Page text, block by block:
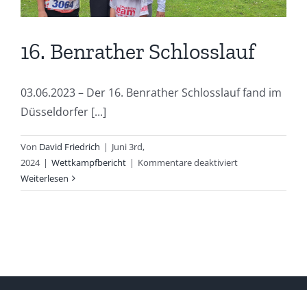
16. Benrather Schlosslauf
03.06.2023 – Der 16. Benrather Schlosslauf fand im
Düsseldorfer [...]
Von David Friedrich | Juni 3rd,
2024 | Wettkampfbericht | Kommentare deaktiviertfür
Benrather
Weiterlesen